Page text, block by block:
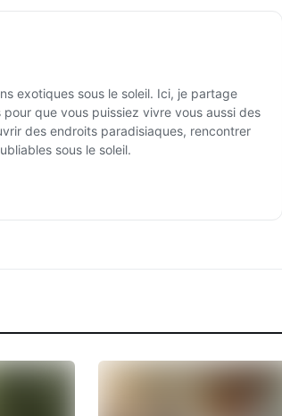
exotiques sous le soleil. Ici, je partage
que vous puissiez vivre vous aussi des
des endroits paradisiaques, rencontrer
sous le soleil.